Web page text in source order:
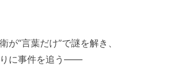
が“言葉だけ”で謎を解き、
りに事件を追う――